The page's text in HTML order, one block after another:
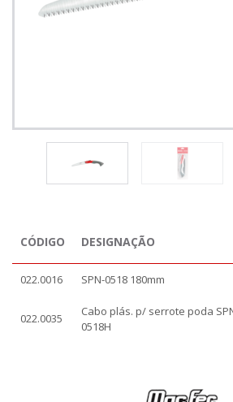
CÓDIGO DESIGNAÇÃO
022.0016 SPN-0518 180mm
022.0035
Cabo plás. p/ serrote poda
0518H